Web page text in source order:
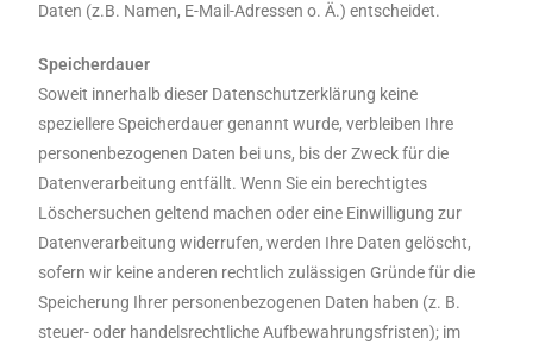
Daten (z.B. Namen, E-Mail-Adressen o. Ä.) entscheidet.
Speicherdauer
Soweit innerhalb dieser Datenschutzerklärung keine
speziellere Speicherdauer genannt wurde, verbleiben Ihre
personenbezogenen Daten bei uns, bis der Zweck für die
Datenverarbeitung entfällt. Wenn Sie ein berechtigtes
Löschersuchen geltend machen oder eine Einwilligung zur
Datenverarbeitung widerrufen, werden Ihre Daten gelöscht,
sofern wir keine anderen rechtlich zulässigen Gründe für die
Speicherung Ihrer personenbezogenen Daten haben (z. B.
steuer- oder handelsrechtliche Aufbewahrungsfristen); im